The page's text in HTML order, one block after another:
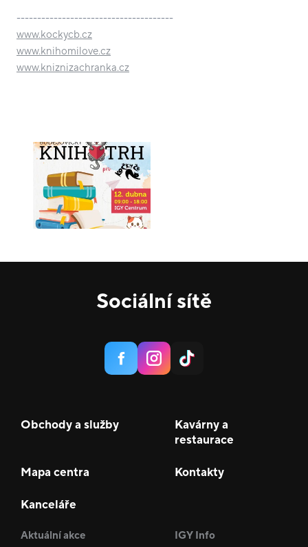
--------------------------------------
www.kockycb.cz
www.knihomilove.cz
www.kniznizachranka.cz
Sociální sítě
Obchody a služby
Kavárny a
restaurace
Mapa centra Kontakty
Kanceláře
Aktuální akce IGY Info